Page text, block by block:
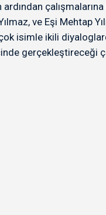
çalışmalarına
ve Eşi Mehtap
isimle ikili
gerçekleştireceği